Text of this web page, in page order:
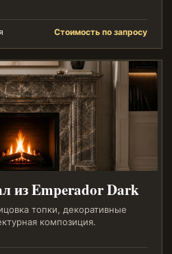
Стоимость по запросу
из Emperador Dark
топки, декоративные
композиция.